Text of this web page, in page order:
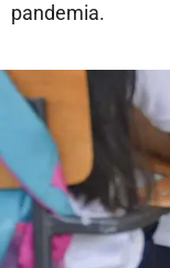
pandemia.